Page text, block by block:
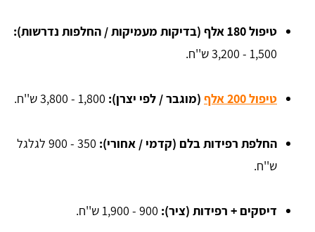
טיפול 180 אלף (בדיקות מעמיקות / החלפות נדרשות):
1,500 - 3,200 ש''ח.
טיפול 200 אלף (מוגבר / לפי יצרן):
החלפת רפידות בלם (קדמי / אחורי):
350 - 900 לגלגל
ש''ח.
דיסקים + רפידות (ציר):